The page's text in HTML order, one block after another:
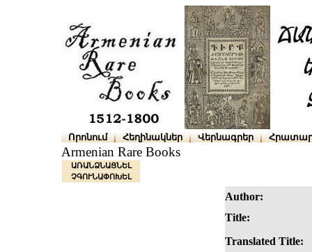
Որոնում Հեղինակներ Վերնագրեր
Armenian Rare Books
ԱՌԱՆՁՆԱՑՆԵԼ
ՉԳՈՒՆԱՓՈԽԵԼ
Author:
Title:
Translated Title: